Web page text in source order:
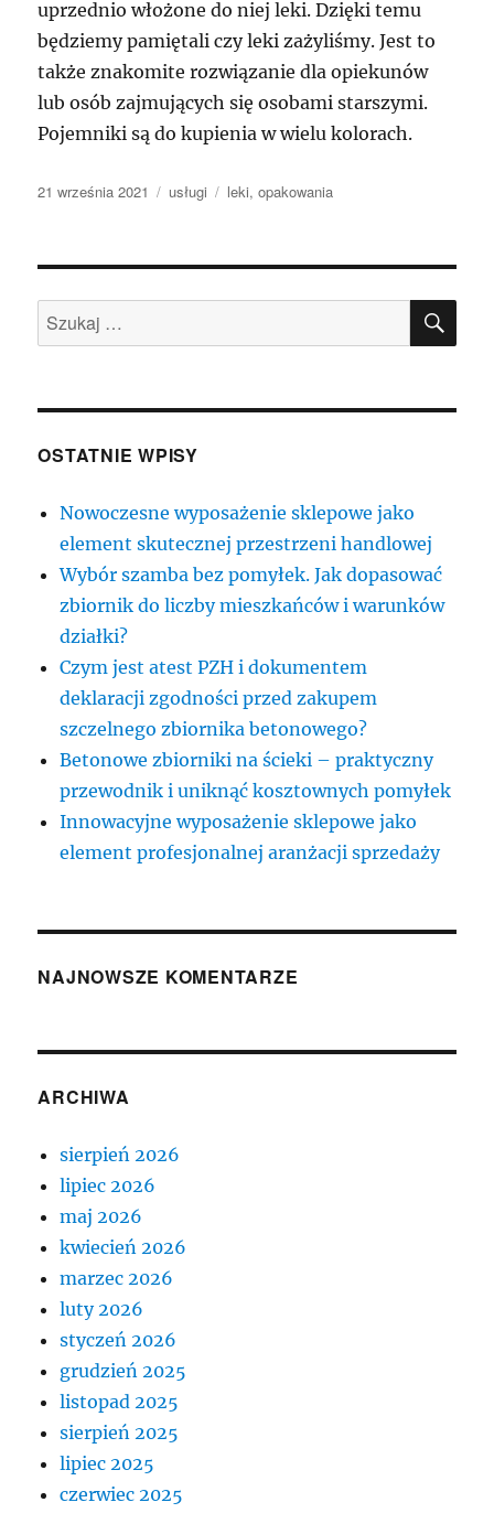
uprzednio włożone do niej leki. Dzięki temu
będziemy pamiętali czy leki zażyliśmy. Jest to
także znakomite rozwiązanie dla opiekunów
lub osób zajmujących się osobami starszymi.
Pojemniki są do kupienia w wielu kolorach.
Data
21 września 2021 Kategorie
usługi Tagi
leki,opakowania
Szukaj:
OSTATNIE WPISY
Nowoczesne wyposażenie sklepowe jako
element skutecznej przestrzeni handlowej
Wybór szamba bez pomyłek. Jak dopasować
zbiornik do liczby mieszkańców i warunków
działki?
Czym jest atest PZH i dokumentem
deklaracji zgodności przed zakupem
szczelnego zbiornika betonowego?
Betonowe zbiorniki na ścieki – praktyczny
przewodnik i uniknąć kosztownych pomyłek
Innowacyjne wyposażenie sklepowe jako
element profesjonalnej aranżacji sprzedaży
NAJNOWSZE KOMENTARZE
ARCHIWA
sierpień 2026
lipiec 2026
maj 2026
kwiecień 2026
marzec 2026
luty 2026
styczeń 2026
grudzień 2025
listopad 2025
sierpień 2025
lipiec 2025
czerwiec 2025